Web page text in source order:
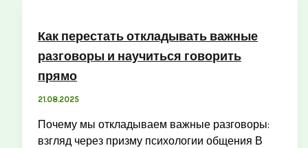
Как перестать откладывать важные
разговоры и научиться говорить
прямо
21.08.2025
Почему мы откладываем важные разговоры:
взгляд через призму психологии общения В